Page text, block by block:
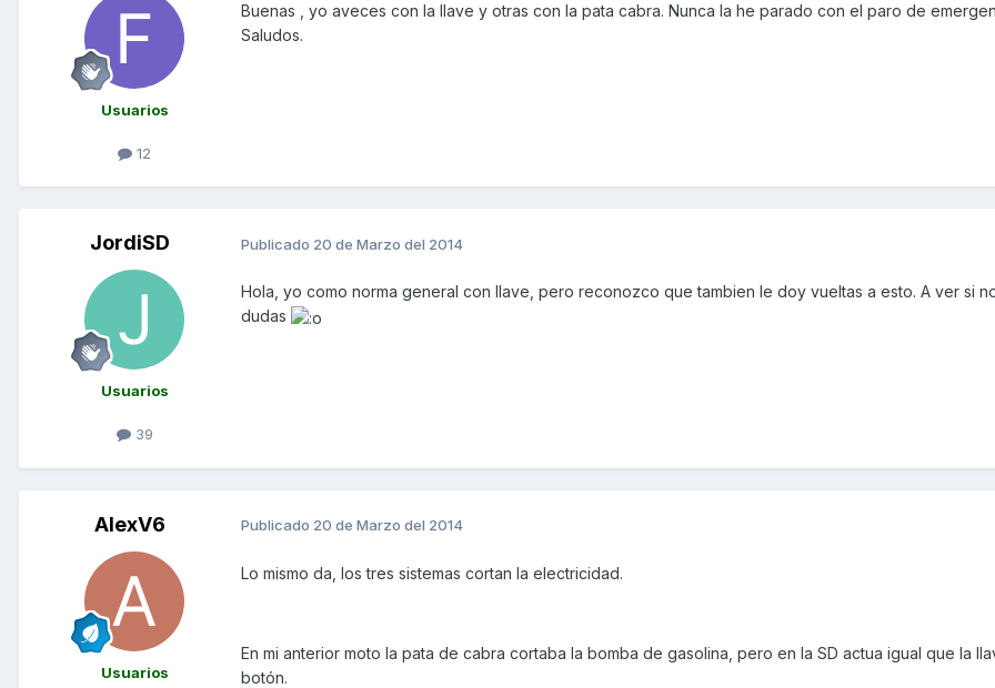
Usuarios
12
Buenas , yo aveces con la llave y otras con la pata cabra. Nunca la he parado con el paro de
Saludos.
JordiSD
Usuarios
39
Publicado 20 de Marzo del 2014
Hola, yo como norma general con llave, pero reconozco que tambien le doy vueltas a esto. A ver si
dudas
AlexV6
Usuarios
Publicado 20 de Marzo del 2014
Lo mismo da, los tres sistemas cortan la electricidad.
En mi anterior moto la pata de cabra cortaba la bomba de gasolina, pero en la SD actua igual que la
botón.